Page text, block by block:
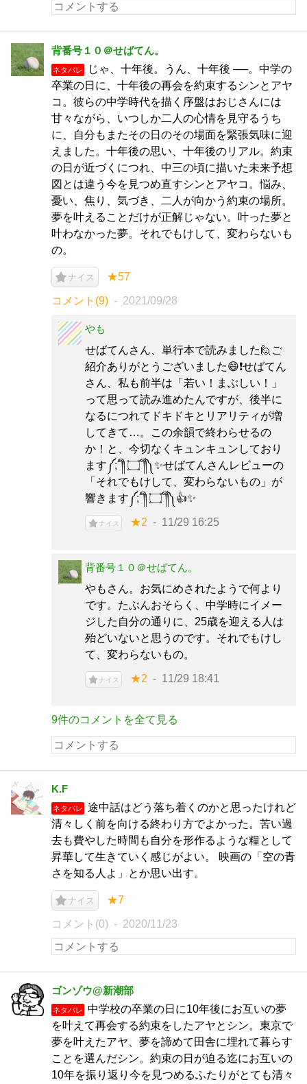
背番号１０＠せばてん。
ネタバレ
じゃ、十年後。うん、十年後 ──。中学の
卒業の日に、十年後の再会を約束するシンとアヤ
コ。彼らの中学時代を描く序盤はおじさんには
甘々ながら、いつしか二人の心情を見守るうち
に、自分もまたその日のその場面を緊張気味に迎
えました。十年後の思い、十年後のリアル。約束
の日が近づくにつれ、中三の頃に描いた未来予想
図とは違う今を見つめ直すシンとアヤコ。悩み、
憂い、焦り、気づき、二人が向かう約束の場所。
夢を叶えることだけが正解じゃない。叶った夢と
叶わなかった夢。それでもけして、変わらないも
の。
ナイス ★57
コメント(9) 2021/09/28
やも
せばてんさん、単行本で読みました🙋ご
紹介ありがとうございました😄❗せばてん
さん、私も前半は「若い！まぶしい！」
って思って読み進めたんですが、後半に
なるにつれてドキドキとリアリティが増
してきて…。この余韻で終わらせるの
か！と、今切なくキュンキュンしており
ます༼;´༎ຶ ۝ ༎ຶ༽✨せばてんさんレビューの
「それでもけして、変わらないもの」が
響きます༼;´༎ຶ ۝ ༎ຶ༽👍✨
ナイス ★2 11/29 16:25
背番号１０＠せばてん。
やもさん。お気にめされたようで何より
です。たぶんおそらく、中学時にイメー
ジした自分の通りに、25歳を迎える人は
殆どいないと思うのです。それでもけし
て、変わらないもの。
ナイス ★2 11/29 18:41
9件のコメントを全て見る
K.F
ネタバレ
途中話はどう落ち着くのかと思ったけれど
清々しく前を向ける終わり方でよかった。苦い過
去も費やした時間も自分を形作るような糧として
昇華して生きていく感じがよい。 映画の「空の青
さを知る人よ」とか思い出す。
ナイス ★7
コメント(0) 2020/11/23
ゴンゾウ@新潮部
ネタバレ
中学校の卒業の日に10年後にお互いの夢
を叶えて再会する約束をしたアヤとシン。東京で
夢を叶えたアヤ、夢を諦めて田舎に埋れて暮らす
ことを選んだシン。約束の日が迫る迄にお互いの
10年を振り返り今を見つめるふたりがとても清々